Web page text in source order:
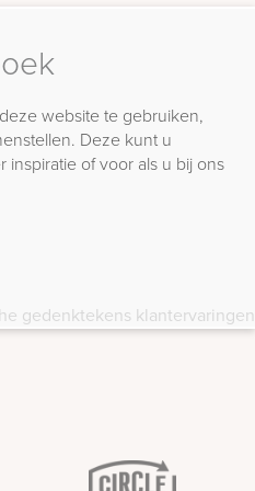
website te gebruiken,
Deze kunt u
inspiratie of voor als u bij ons